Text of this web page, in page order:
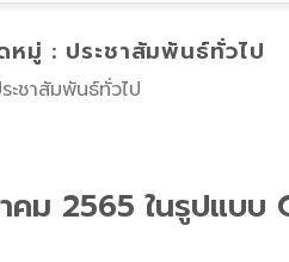
หมู่ : ประชาสัมพันธ์ทั่วไป
ะชาสัมพันธ์ทั่วไป
คม 2565 ในรูปแบบ